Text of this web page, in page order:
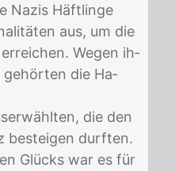
Na­zis Häft­lin­ge
aus, um die
We­gen ih­
ge­hör­ten die Ha­
die den
be­stei­gen durf­ten.
Glücks war es für